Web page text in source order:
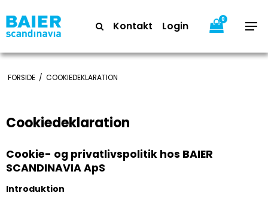
Kontakt Login 0
FORSIDE / COOKIEDEKLARATION
Cookiedeklaration
Cookie- og privatlivspolitik hos BAIER
SCANDINAVIA ApS
Introduktion